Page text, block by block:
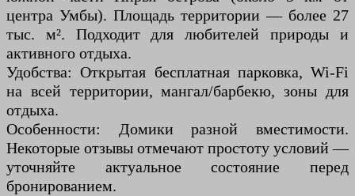
центра Умбы). Площадь территории — более 27
тыс. м². Подходит для любителей природы и
активного отдыха.
Удобства: Открытая бесплатная парковка, Wi-Fi
на всей территории, мангал/барбекю, зоны для
отдыха.
Особенности: Домики разной вместимости.
Некоторые отзывы отмечают простоту условий —
уточняйте актуальное состояние перед
бронированием.